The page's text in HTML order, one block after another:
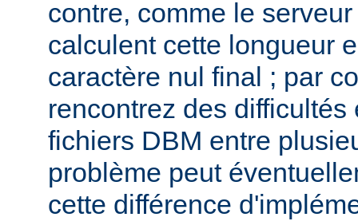
contre, comme le
calculent cette longueur
caractère nul final ; par
rencontrez des
fichiers DBM entre
problème peut
cette différence